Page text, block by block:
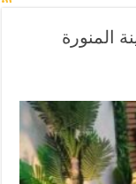
المنورة